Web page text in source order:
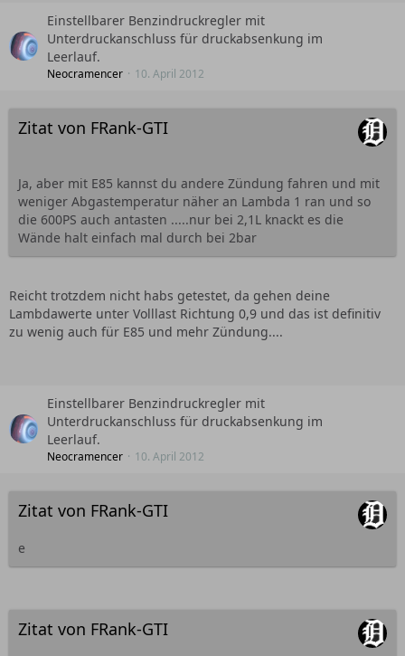
Einstellbarer Benzindruckregler mit
Unterdruckanschluss für druckabsenkung im
Leerlauf.
Neocramencer 10. April 2012
Zitat von FRank-GTI
Ja, aber mit E85 kannst du andere Zündung fahren und mit
weniger Abgastemperatur näher an Lambda 1 ran und so
die 600PS auch antasten .....nur bei 2,1L knackt es die
Wände halt einfach mal durch bei 2bar
Reicht trotzdem nicht habs getestet, da gehen deine
Lambdawerte unter Volllast Richtung 0,9 und das ist definitiv
zu wenig auch für E85 und mehr Zündung....
Einstellbarer Benzindruckregler mit
Unterdruckanschluss für druckabsenkung im
Leerlauf.
Neocramencer 10. April 2012
Zitat von FRank-GTI
e
Zitat von FRank-GTI